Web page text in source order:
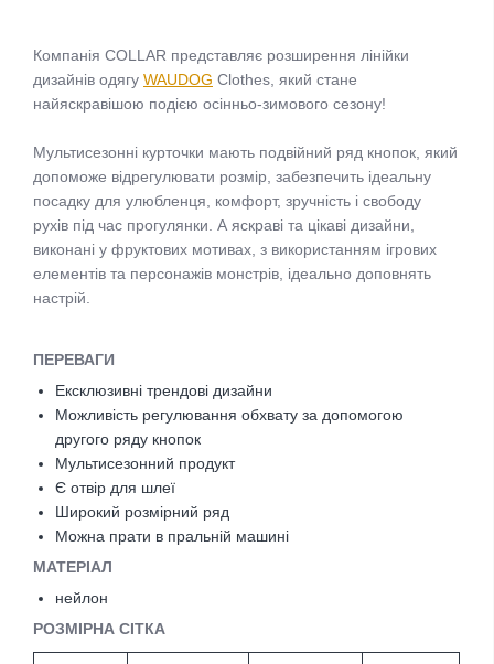
Компанія COLLAR представляє розширення лінійки
дизайнів одягу WAUDOG Clothes, який стане
найяскравішою подією осінньо-зимового сезону!
Мультисезонні курточки мають подвійний ряд кнопок, який
допоможе відрегулювати розмір, забезпечить ідеальну
посадку для улюбленця, комфорт, зручність і свободу
рухів під час прогулянки. А яскраві та цікаві дизайни,
виконані у фруктових мотивах, з використанням ігрових
елементів та персонажів монстрів, ідеально доповнять
настрій.
ПЕРЕВАГИ
Ексклюзивні трендові дизайни
Можливість регулювання обхвату за допомогою
другого ряду кнопок
Мультисезонний продукт
Є отвір для шлеї
Широкий розмірний ряд
Можна прати в пральній машині
МАТЕРІАЛ
нейлон
РОЗМІРНА СІТКА